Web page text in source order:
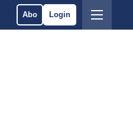
Abo Login